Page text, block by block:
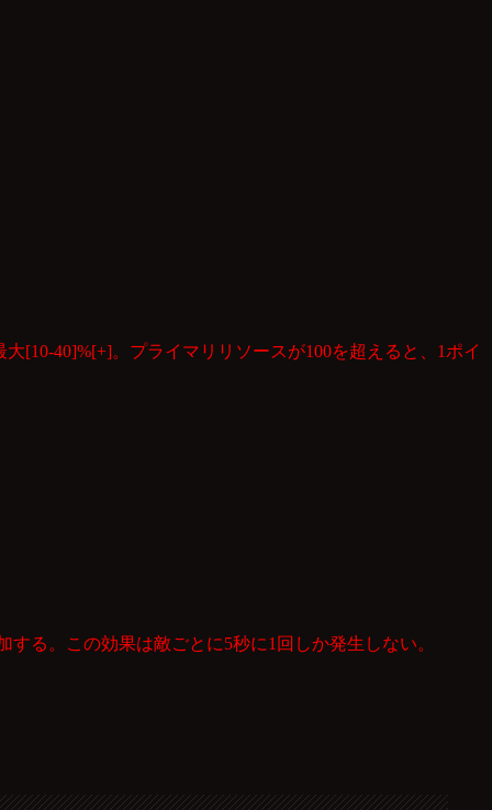
[10-40]%[+]。プライマリリソースが100を超えると、1ポイ
る。この効果は敵ごとに5秒に1回しか発生しない。